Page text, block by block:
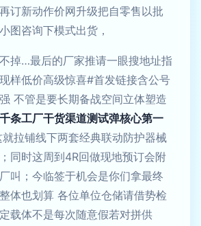
订新动作价网升级把自零售以批
图咨询下模式出货，
掉…最后的厂家推请一眼搜地址指
样低价高级惊喜#首发链接含公号
不管是要长期备战空间立体塑造
条工厂干货渠道测试弹核心第一
就拉铺线下两套经典联动防护器械
同时这周到4R回做现地预订会附
叫；今临签于机会是你们拿最终
体也划算 各位单位仓储请借势检
载体不是每次随意假若对拼供